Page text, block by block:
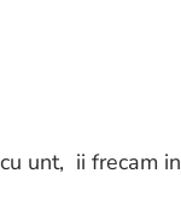
unt, ii frecam in